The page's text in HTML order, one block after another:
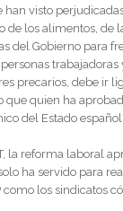
han visto
de los alimentos, de
del Gobierno para
precarios, debe ir
que quien ha
del Estado español.
la reforma laboral
ha servido para
como los sindicatos